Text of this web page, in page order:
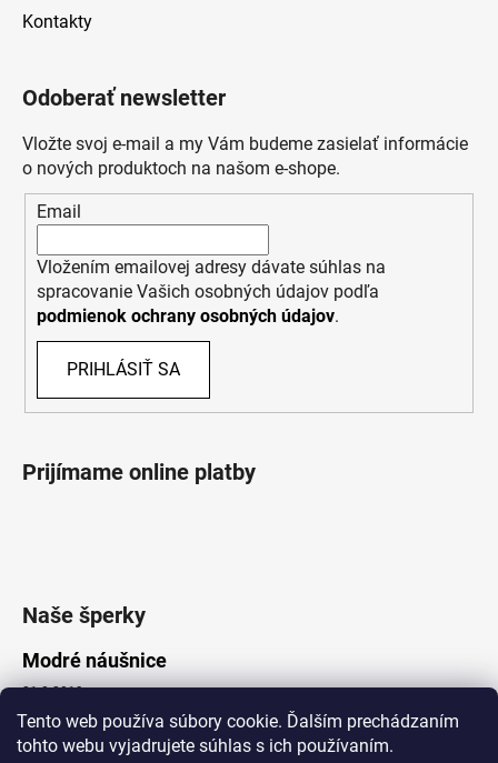
Tento web používa súbory cookie. Ďalším prechádzaním
tohto webu vyjadrujete súhlas s ich používaním.
Kontakty
Odoberať newsletter
Vložte svoj e-mail a my Vám budeme zasielať informácie
o nových produktoch na našom e-shope.
Email
Vložením emailovej adresy dávate súhlas na
spracovanie Vašich osobných údajov podľa
podmienok ochrany osobných údajov.
PRIHLÁSIŤ SA
Prijímame online platby
Naše šperky
Modré náušnice
21.8.2019